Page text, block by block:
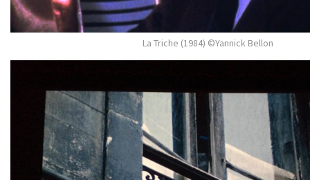
La Triche (1984) ©Yannick Bellon